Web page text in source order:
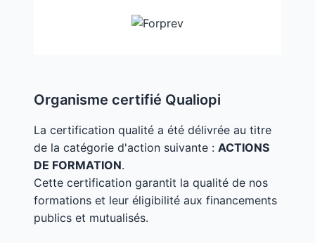
Organisme certifié Qualiopi
La certification qualité a été délivrée au titre
de la catégorie d'action suivante : ACTIONS
DE FORMATION.
Cette certification garantit la qualité de nos
formations et leur éligibilité aux financements
publics et mutualisés.